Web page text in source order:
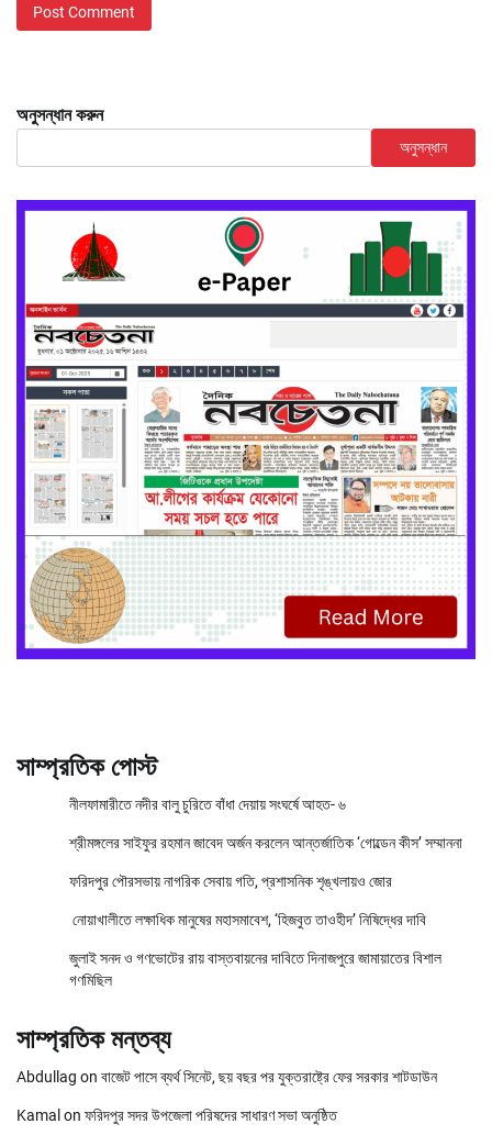
অনুসন্ধান করুন
অনুসন্ধান
সাম্প্রতিক পোস্ট
নীলফামারীতে নদীর বালু চুরিতে বাঁধা দেয়ায় সংঘর্ষে আহত- ৬
শ্রীমঙ্গলের সাইফুর রহমান জাবেদ অর্জন করলেন আন্তর্জাতিক ‘গোল্ডেন কীস’ সম্মাননা
ফরিদপুর পৌরসভায় নাগরিক সেবায় গতি, প্রশাসনিক শৃঙ্খলায়ও জোর
নোয়াখালীতে লক্ষাধিক মানুষের মহাসমাবেশ, ‘হিজবুত তাওহীদ’ নিষিদ্ধের দাবি
জুলাই সনদ ও গণভোটের রায় বাস্তবায়নের দাবিতে দিনাজপুরে জামায়াতের বিশাল
গণমিছিল
সাম্প্রতিক মন্তব্য
Abdullag on বাজেট পাসে ব্যর্থ সিনেট, ছয় বছর পর যুক্তরাষ্ট্রে ফের সরকার শাটডাউন
Kamal on ফরিদপুর সদর উপজেলা পরিষদের সাধারণ সভা অনুষ্ঠিত